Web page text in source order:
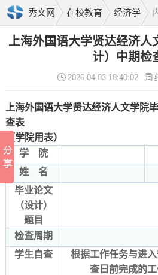
秀文网 在校教育 经济学
上海外国语大学贤达经济人
计）中期检
2026-04-03 18:40:02
上海外国语大学贤达经济人文学院
查表
（学院用表）
学 院
姓 名
毕业论文
（设计）
题目
检查周期
学生自查
根据工作任务与进
查日前完成的